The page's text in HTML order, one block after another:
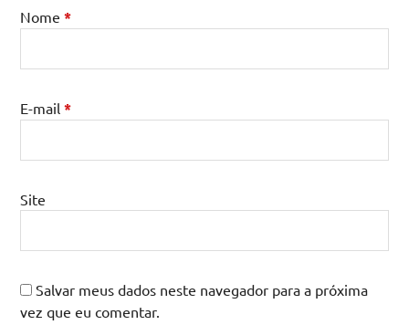
Nome*
E-mail*
Site
Salvar meus dados neste navegador para a próxima
vez que eu comentar.